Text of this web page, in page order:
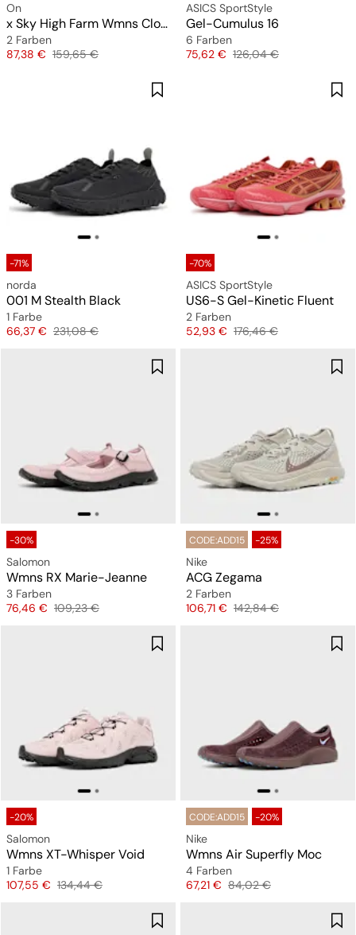
On
x Sky High Farm Wmns Cloud 6
2 Farben
Preis
87,38 € Originalpreis
159,65 €
ASICS SportStyle
Gel-Cumulus 16
6 Farben
Preis
75,62 € Originalpreis
126,04 €
-71%
norda
001 M Stealth Black
1 Farbe
Preis
66,37 € Originalpreis
231,08 €
-70%
ASICS SportStyle
US6-S Gel-Kinetic Fluent
2 Farben
Preis
52,93 € Originalpreis
176,46 €
-30%
Salomon
Wmns RX Marie-Jeanne
3 Farben
Preis
76,46 € Originalpreis
109,23 €
CODE:ADD15 -25%
Nike
ACG Zegama
2 Farben
Preis
106,71 € Originalpreis
142,84 €
-20%
Salomon
Wmns XT-Whisper Void
1 Farbe
Preis
107,55 € Originalpreis
134,44 €
CODE:ADD15 -20%
Nike
Wmns Air Superfly Moc
4 Farben
Preis
67,21 € Originalpreis
84,02 €